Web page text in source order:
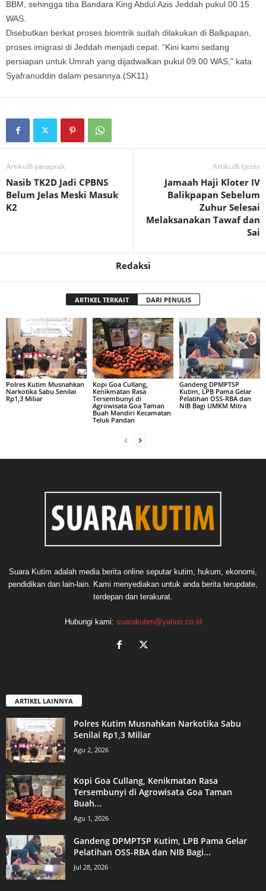
BBM, sehingga tiba Bandara King Abdul Azis Jeddah pukul 00.15
WAS.
Disebutkan berkat proses biomtrik sudah dilakukan di Balkpapan,
proses imigrasi di Jeddah menjadi cepat. “Kini kami sedang
persiapan untuk Umrah yang dijadwalkan pukul 09.00 WAS,” kata
Syafranuddin dalam pesannya.(SK11)
Artikulli paraprak
Nasib TK2D Jadi CPBNS
Belum Jelas Meski Masuk
K2
Artikulli tjetër
Jamaah Haji Kloter IV
Balikpapan Sebelum
Zuhur Selesai
Melaksanakan Tawaf dan
Sai
Redaksi
ARTIKEL TERKAIT DARI PENULIS
Polres Kutim Musnahkan
Narkotika Sabu Senilai
Rp1,3 Miliar
Kopi Goa Cullang,
Kenikmatan Rasa
Tersembunyi di
Agrowisata Goa Taman
Buah Mandiri Kecamatan
Teluk Pandan
Gandeng DPMPTSP
Kutim, LPB Pama Gelar
Pelatihan OSS-RBA dan
NIB Bagi UMKM Mitra
Suara Kutim adalah media berita online seputar kutim, hukum, ekonomi,
pendidikan dan lain-lain. Kami menyediakan untuk anda berita terupdate,
terdepan dan terakurat.
Hubungi kami: suarakutim@yahoo.co.id
ARTIKEL LAINNYA
Polres Kutim Musnahkan Narkotika Sabu
Senilai Rp1,3 Miliar
Agu 2, 2026
Kopi Goa Cullang, Kenikmatan Rasa
Tersembunyi di Agrowisata Goa Taman
Buah...
Agu 1, 2026
Gandeng DPMPTSP Kutim, LPB Pama Gelar
Pelatihan OSS-RBA dan NIB Bagi...
Jul 28, 2026